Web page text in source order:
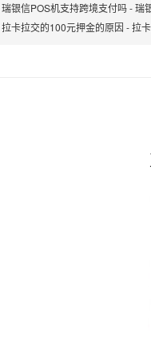
瑞银信POS机支持跨境支付吗 - 瑞
拉卡拉交的100元押金的原因 - 拉